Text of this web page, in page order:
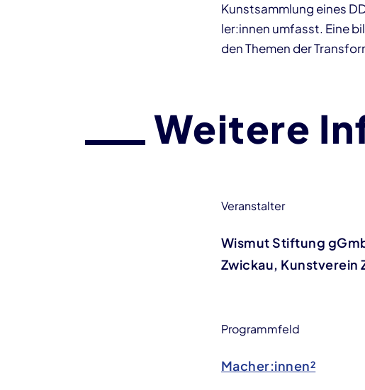
Kunstsammlung eines
ler:in­nen umfasst. Eine
den Themen der
Weitere
Veranstalter
Wismut Stiftung
Zwickau, Kunstverein
Programmfeld
Macher:innen²